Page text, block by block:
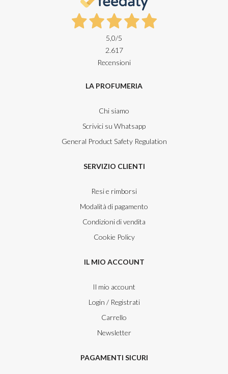
5,0/5
2.617
Recensioni
LA PROFUMERIA
Chi siamo
Scrivici su Whatsapp
General Product Safety Regulation
SERVIZIO CLIENTI
Resi e rimborsi
Modalità di pagamento
Condizioni di vendita
Cookie Policy
IL MIO ACCOUNT
Il mio account
Login / Registrati
Carrello
Newsletter
PAGAMENTI SICURI